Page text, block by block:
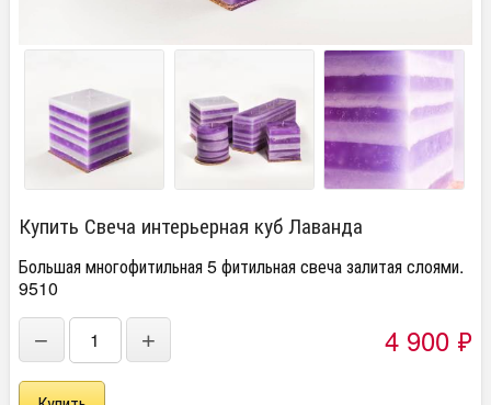
Купить Свеча интерьерная куб Лаванда
Большая многофитильная 5 фитильная свеча залитая слоями.
9510
− + 4 900 ₽